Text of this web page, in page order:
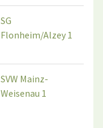
SG
Flonheim/Alzey 1
SVW Mainz-
Weisenau 1